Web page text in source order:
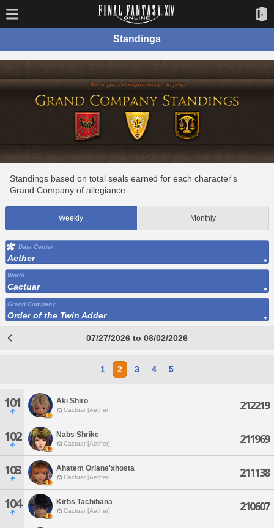
Standings
Standings based on total seals earned for each character's
Grand Company of allegiance.
Weekly Monthly
Data Center
Aether
World
Cactuar
Grand Company
Order of the Twin Adder
07/27/2026 to 08/02/2026
1 2 3 4 5
101 Aki Shiro
Cactuar [Aether] 212219
102 Nabs Shrike
Cactuar [Aether] 211969
103 Ahatem Oriane'xhosta
Cactuar [Aether] 211138
104 Kirbs Tachibana
Cactuar [Aether] 210607